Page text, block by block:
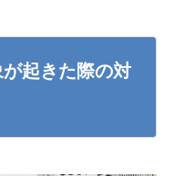
起きた際の対